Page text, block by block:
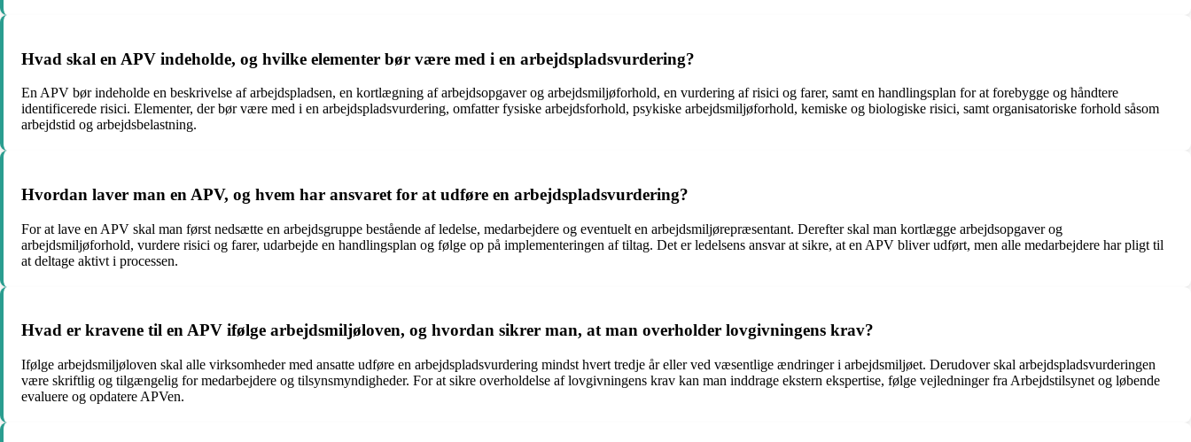
Hvad skal en APV indeholde, og hvilke elementer bør være med i en arbejdspladsvurdering?
En APV bør indeholde en beskrivelse af arbejdspladsen, en kortlægning af arbejdsopgaver og arbejdsmiljøforhold, en vurdering af risici og farer, samt en handlingsplan for at forebygge og håndtere
identificerede risici. Elementer, der bør være med i en arbejdspladsvurdering, omfatter fysiske arbejdsforhold, psykiske arbejdsmiljøforhold, kemiske og biologiske risici, samt organisatoriske forhold såsom
arbejdstid og arbejdsbelastning.
Hvordan laver man en APV, og hvem har ansvaret for at udføre en arbejdspladsvurdering?
For at lave en APV skal man først nedsætte en arbejdsgruppe bestående af ledelse, medarbejdere og eventuelt en arbejdsmiljørepræsentant. Derefter skal man kortlægge arbejdsopgaver og
arbejdsmiljøforhold, vurdere risici og farer, udarbejde en handlingsplan og følge op på implementeringen af tiltag. Det er ledelsens ansvar at sikre, at en APV bliver udført, men alle medarbejdere har pligt til
at deltage aktivt i processen.
Hvad er kravene til en APV ifølge arbejdsmiljøloven, og hvordan sikrer man, at man overholder lovgivningens krav?
Ifølge arbejdsmiljøloven skal alle virksomheder med ansatte udføre en arbejdspladsvurdering mindst hvert tredje år eller ved væsentlige ændringer i arbejdsmiljøet. Derudover skal arbejdspladsvurderingen
være skriftlig og tilgængelig for medarbejdere og tilsynsmyndigheder. For at sikre overholdelse af lovgivningens krav kan man inddrage ekstern ekspertise, følge vejledninger fra Arbejdstilsynet og løbende
evaluere og opdatere APVen.